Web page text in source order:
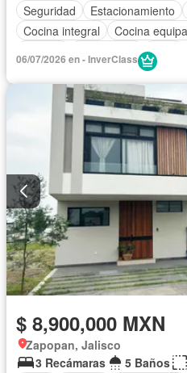
Seguridad
Estacionamiento
Cocina integral
Cocina
Agua
Caseta
06/07/2026 en - InverClass
$ 8,900,000 MXN
Zapopan, Jalisco
3 Recámaras
5 Baños